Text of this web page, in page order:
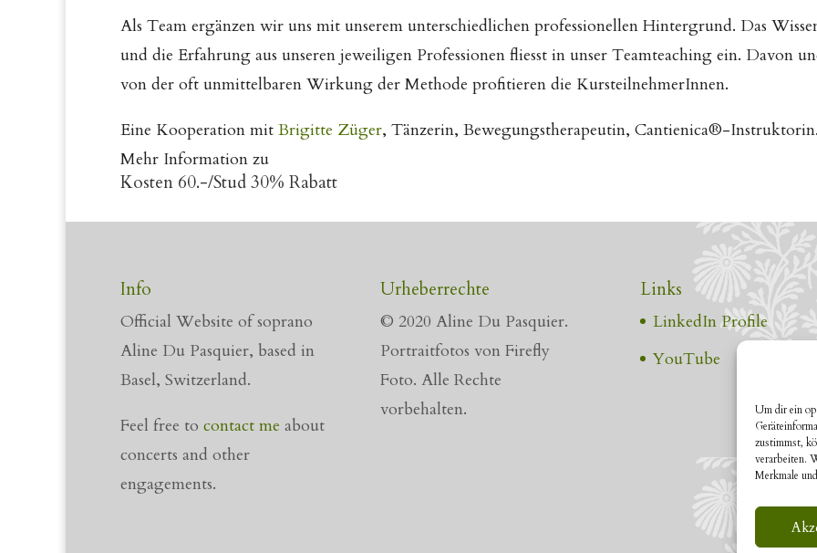
Um dir ein
zustimmst,
verarbeiten.
Merkmale
Als Team ergänzen wir uns mit unserem unterschiedlichen professionellen Hintergrund. Das
und die Erfahrung aus unseren jeweiligen Professionen fliesst in unser Teamteaching ein. Davon
von der oft unmittelbaren Wirkung der Methode profitieren die KursteilnehmerInnen.
Eine Kooperation mit Brigitte Züger, Tänzerin, Bewegungstherapeutin, Cantienica®-Instruktorin.
Mehr Information zu
Kosten 60.-/Stud 30% Rabatt
Info
Official Website of soprano
Aline Du Pasquier, based in
Basel, Switzerland.
Feel free to contact me about
concerts and other
engagements.
Urheberrechte
© 2020 Aline Du Pasquier.
Portraitfotos von Firefly
Foto. Alle Rechte
vorbehalten.
Links
LinkedIn Profile
YouTube